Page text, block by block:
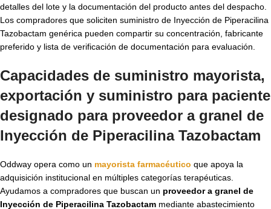
detalles del lote y la documentación del producto antes del despacho.
Los compradores que soliciten suministro de Inyección de Piperacilina
Tazobactam genérica pueden compartir su concentración, fabricante
preferido y lista de verificación de documentación para evaluación.
Capacidades de suministro mayorista,
exportación y suministro para paciente
designado para proveedor a granel de
Inyección de Piperacilina Tazobactam
Oddway opera como un mayorista farmacéutico que apoya la
adquisición institucional en múltiples categorías terapéuticas.
Ayudamos a compradores que buscan un proveedor a granel de
Inyección de Piperacilina Tazobactam mediante abastecimiento